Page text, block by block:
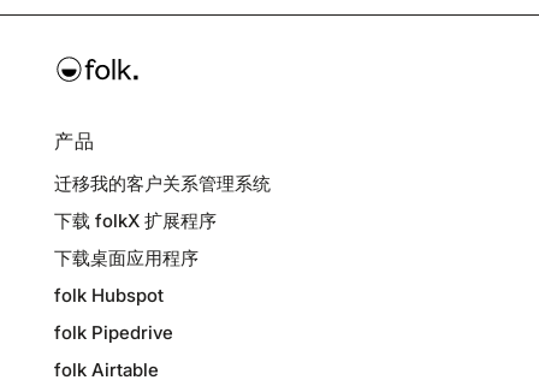
产品
迁移我的客户关系管理系统
下载 folkX 扩展程序
下载桌面应用程序
folk Hubspot
folk Pipedrive
folk Airtable